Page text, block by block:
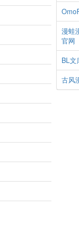
漫蛙
官网
BL文
古风